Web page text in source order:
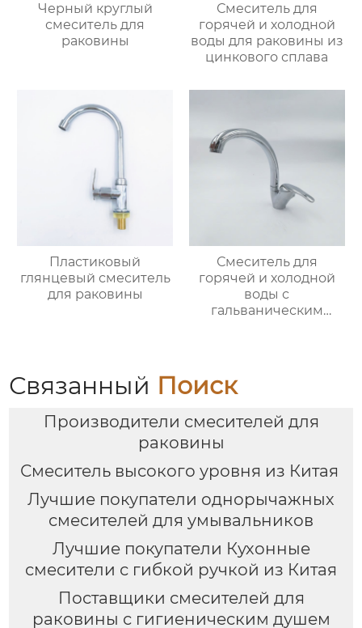
Черный круглый
смеситель для
раковины
Смеситель для
горячей и холодной
воды для раковины из
цинкового сплава
Пластиковый
глянцевый смеситель
для раковины
Смеситель для
горячей и холодной
воды с
гальваническим
Связанный Поиск
Производители смесителей для
раковины
Смеситель высокого уровня из Китая
Лучшие покупатели однорычажных
смесителей для умывальников
Лучшие покупатели Кухонные
смесители с гибкой ручкой из Китая
Поставщики смесителей для
раковины с гигиеническим душем